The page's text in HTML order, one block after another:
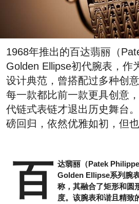
1968年推出的百达翡丽（
Golden Ellipse初代腕表，作
设计典范，曾搭配过多种创
每一款都比前一款更具创意
代链式表链才退出历史舞台
磅回归，依然优雅如初，但
百 达翡丽（Patek
Golden Ellipse系列腕
称，其融合了矩形和圆
度。该腕表和谐且精致